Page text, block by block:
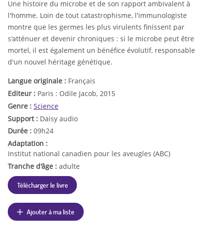
Une histoire du microbe et de son rapport ambivalent à
l'homme. Loin de tout catastrophisme, l'immunologiste
montre que les germes les plus virulents finissent par
s'atténuer et devenir chroniques : si le microbe peut être
mortel, il est également un bénéfice évolutif, responsable
d'un nouvel héritage génétique.
Langue originale : Français
Editeur : Paris : Odile Jacob, 2015
Genre : Science
Support : Daisy audio
Durée : 09h24
Adaptation :
Institut national canadien pour les aveugles (ABC)
Tranche d'âge : adulte
Télécharger le livre
Ajouter à ma liste